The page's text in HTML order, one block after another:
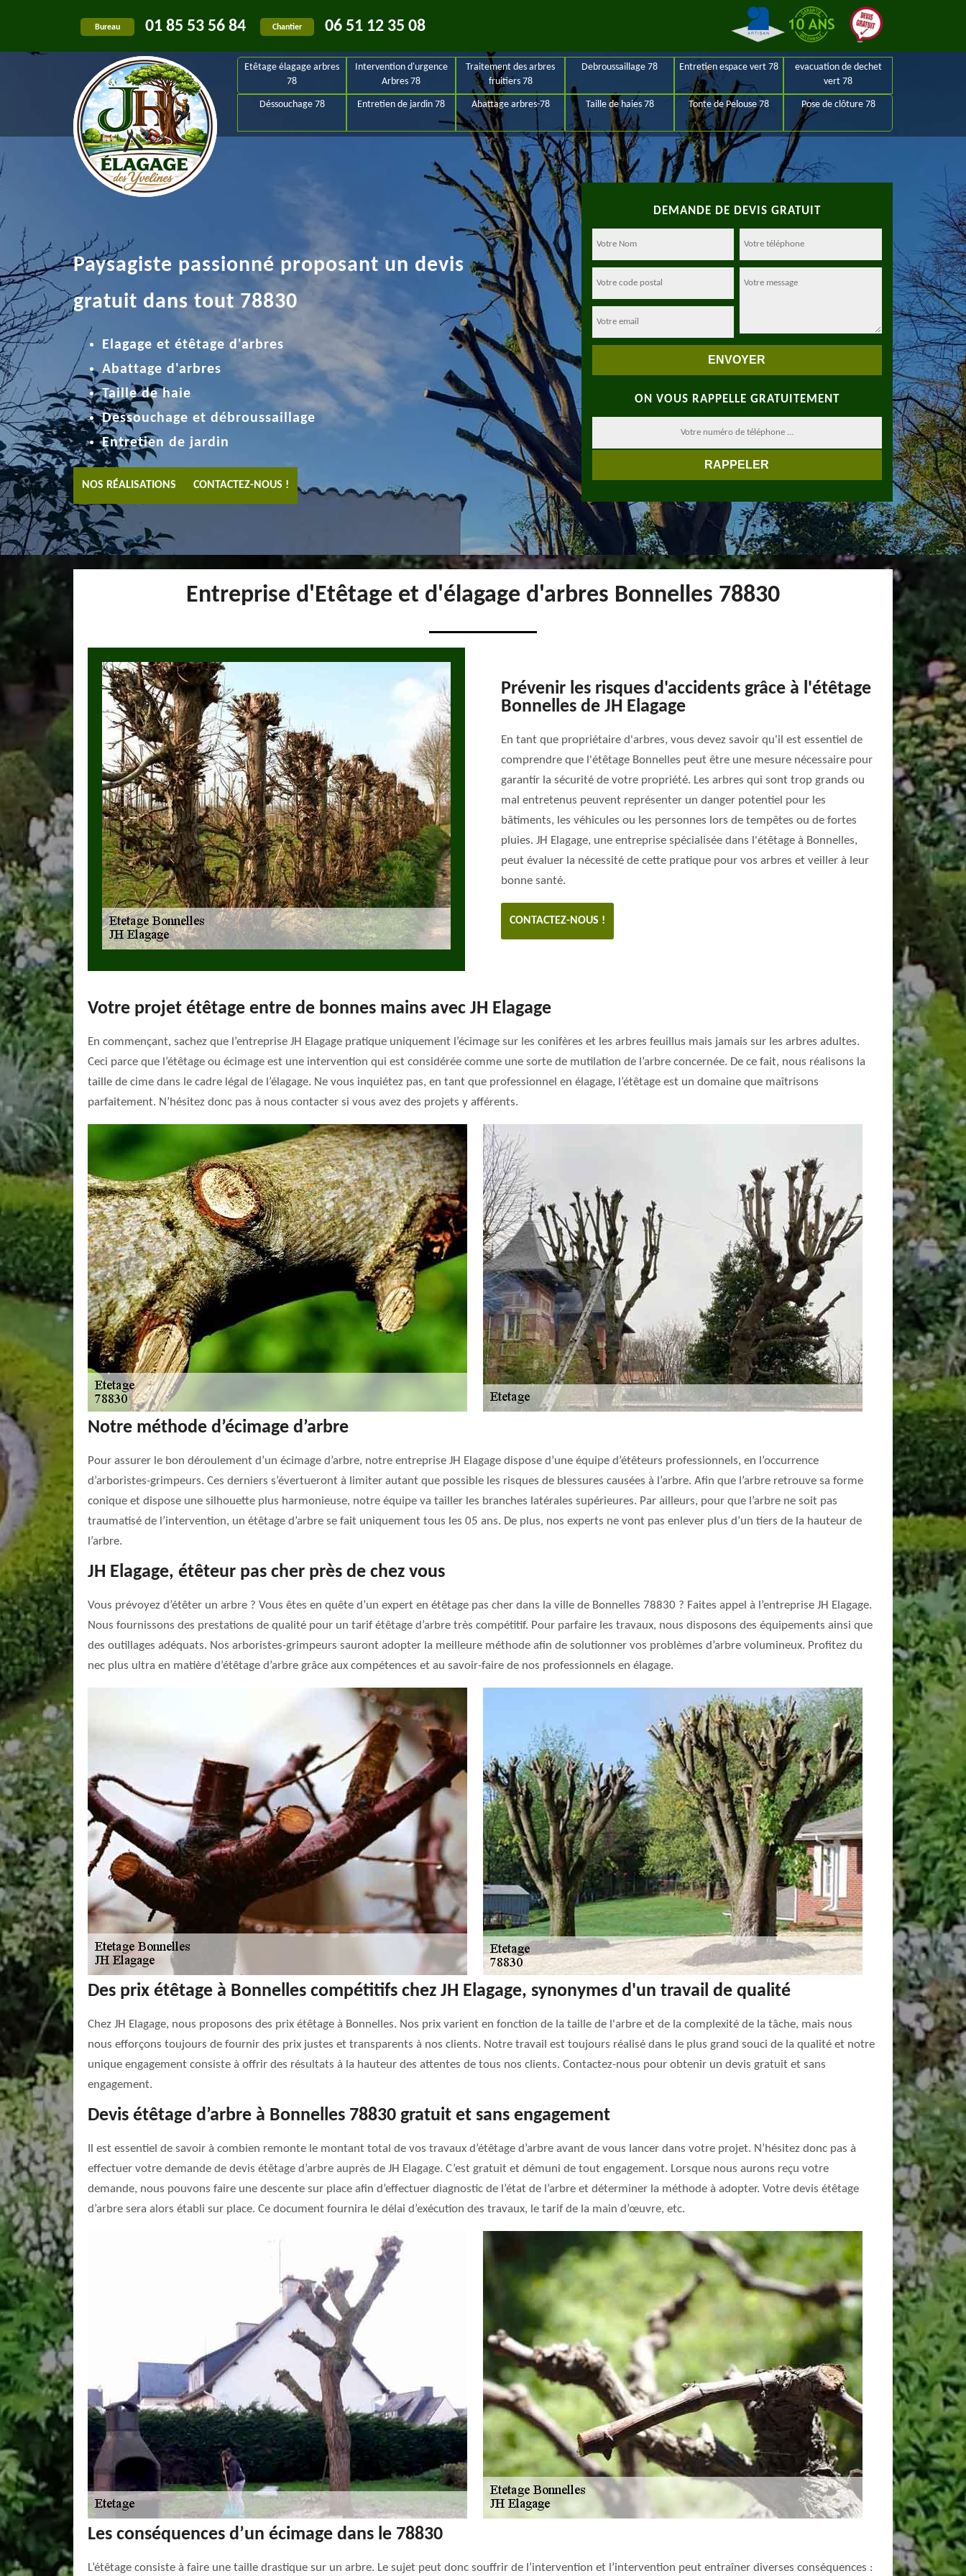
Bureau 01 85 53 56 84 Chantier 06 51 12 35 08
Etêtage élagage arbres
78
Intervention d'urgence
Arbres 78
Traitement des arbres
fruitiers 78
Debroussaillage 78 Entretien espace vert 78
evacuation de dechet
vert 78
Déssouchage 78 Entretien de jardin 78 Abattage arbres-78 Taille de haies 78 Tonte de Pelouse 78 Pose de clôture 78
DEMANDE DE DEVIS GRATUIT
ON VOUS RAPPELLE GRATUITEMENT
Paysagiste passionné proposant un devis
gratuit dans tout 78830
Elagage et étêtage d'arbres
Abattage d'arbres
Taille de haie
Dessouchage et débroussaillage
Entretien de jardin
NOS RÉALISATIONS CONTACTEZ-NOUS !
Entreprise d'Etêtage et d'élagage d'arbres Bonnelles 78830
Prévenir les risques d'accidents grâce à l'étêtage
Bonnelles de JH Elagage
En tant que propriétaire d'arbres, vous devez savoir qu'il est essentiel de
comprendre que l'étêtage Bonnelles peut être une mesure nécessaire pour
garantir la sécurité de votre propriété. Les arbres qui sont trop grands ou
mal entretenus peuvent représenter un danger potentiel pour les
bâtiments, les véhicules ou les personnes lors de tempêtes ou de fortes
pluies. JH Elagage, une entreprise spécialisée dans l'étêtage à Bonnelles,
peut évaluer la nécessité de cette pratique pour vos arbres et veiller à leur
bonne santé.
CONTACTEZ-NOUS !
Votre projet étêtage entre de bonnes mains avec JH Elagage
En commençant, sachez que l’entreprise JH Elagage pratique uniquement l’écimage sur les conifères et les arbres feuillus mais jamais sur les arbres adultes.
Ceci parce que l’étêtage ou écimage est une intervention qui est considérée comme une sorte de mutilation de l’arbre concernée. De ce fait, nous réalisons la
taille de cime dans le cadre légal de l’élagage. Ne vous inquiétez pas, en tant que professionnel en élagage, l’étêtage est un domaine que maîtrisons
parfaitement. N’hésitez donc pas à nous contacter si vous avez des projets y afférents.
Notre méthode d’écimage d’arbre
Pour assurer le bon déroulement d’un écimage d’arbre, notre entreprise JH Elagage dispose d’une équipe d’étêteurs professionnels, en l’occurrence
d’arboristes-grimpeurs. Ces derniers s’évertueront à limiter autant que possible les risques de blessures causées à l’arbre. Afin que l’arbre retrouve sa forme
conique et dispose une silhouette plus harmonieuse, notre équipe va tailler les branches latérales supérieures. Par ailleurs, pour que l’arbre ne soit pas
traumatisé de l’intervention, un étêtage d’arbre se fait uniquement tous les 05 ans. De plus, nos experts ne vont pas enlever plus d’un tiers de la hauteur de
l’arbre.
JH Elagage, étêteur pas cher près de chez vous
Vous prévoyez d’étêter un arbre ? Vous êtes en quête d’un expert en étêtage pas cher dans la ville de Bonnelles 78830 ? Faites appel à l’entreprise JH Elagage.
Nous fournissons des prestations de qualité pour un tarif étêtage d’arbre très compétitif. Pour parfaire les travaux, nous disposons des équipements ainsi que
des outillages adéquats. Nos arboristes-grimpeurs sauront adopter la meilleure méthode afin de solutionner vos problèmes d’arbre volumineux. Profitez du
nec plus ultra en matière d’étêtage d’arbre grâce aux compétences et au savoir-faire de nos professionnels en élagage.
Des prix étêtage à Bonnelles compétitifs chez JH Elagage, synonymes d'un travail de qualité
Chez JH Elagage, nous proposons des prix étêtage à Bonnelles. Nos prix varient en fonction de la taille de l'arbre et de la complexité de la tâche, mais nous
nous efforçons toujours de fournir des prix justes et transparents à nos clients. Notre travail est toujours réalisé dans le plus grand souci de la qualité et notre
unique engagement consiste à offrir des résultats à la hauteur des attentes de tous nos clients. Contactez-nous pour obtenir un devis gratuit et sans
engagement.
Devis étêtage d’arbre à Bonnelles 78830 gratuit et sans engagement
Il est essentiel de savoir à combien remonte le montant total de vos travaux d’étêtage d’arbre avant de vous lancer dans votre projet. N’hésitez donc pas à
effectuer votre demande de devis étêtage d’arbre auprès de JH Elagage. C’est gratuit et démuni de tout engagement. Lorsque nous aurons reçu votre
demande, nous pouvons faire une descente sur place afin d’effectuer diagnostic de l’état de l’arbre et déterminer la méthode à adopter. Votre devis étêtage
d’arbre sera alors établi sur place. Ce document fournira le délai d’exécution des travaux, le tarif de la main d’œuvre, etc.
Les conséquences d’un écimage dans le 78830
L’étêtage consiste à faire une taille drastique sur un arbre. Le sujet peut donc souffrir de l’intervention et l’intervention peut entraîner diverses conséquences :